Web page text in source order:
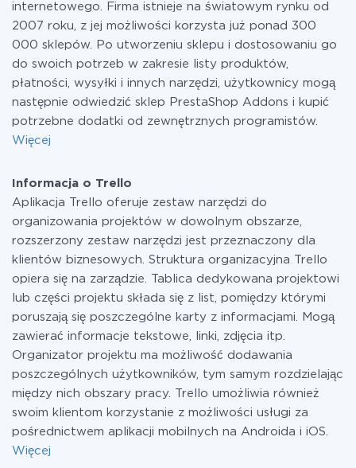
internetowego. Firma istnieje na światowym rynku od
2007 roku, z jej możliwości korzysta już ponad 300
000 sklepów. Po utworzeniu sklepu i dostosowaniu go
do swoich potrzeb w zakresie listy produktów,
płatności, wysyłki i innych narzędzi, użytkownicy mogą
następnie odwiedzić sklep PrestaShop Addons i kupić
potrzebne dodatki od zewnętrznych programistów.
Więcej
Informacja o Trello
Aplikacja Trello oferuje zestaw narzędzi do
organizowania projektów w dowolnym obszarze,
rozszerzony zestaw narzędzi jest przeznaczony dla
klientów biznesowych. Struktura organizacyjna Trello
opiera się na zarządzie. Tablica dedykowana projektowi
lub części projektu składa się z list, pomiędzy którymi
poruszają się poszczególne karty z informacjami. Mogą
zawierać informacje tekstowe, linki, zdjęcia itp.
Organizator projektu ma możliwość dodawania
poszczególnych użytkowników, tym samym rozdzielając
między nich obszary pracy. Trello umożliwia również
swoim klientom korzystanie z możliwości usługi za
pośrednictwem aplikacji mobilnych na Androida i iOS.
Więcej